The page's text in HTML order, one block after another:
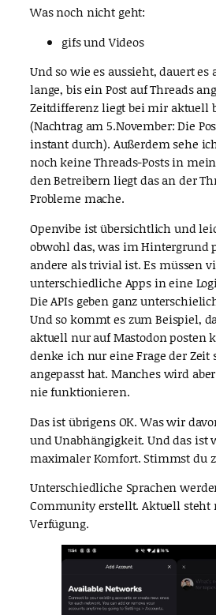
Was noch nicht geht:
gifs und Videos
Und so wie es aussieht, dauert
lange, bis ein Post auf Threads
Zeitdifferenz liegt bei mir aktuell
(Nachtrag am 5.November: Die
instant durch). Außerdem sehe
noch keine Threads-Posts in
den Betreibern liegt das an der
Probleme mache.
Openvibe ist übersichtlich und
obwohl das, was im Hintergrund
andere als trivial ist. Es müssen
unterschiedliche Apps in eine
Die APIs geben ganz
Und so kommt es zum Beispiel,
aktuell nur auf Mastodon posten
denke ich nur eine Frage der Zeit
angepasst hat. Manches wird
nie funktionieren.
Das ist übrigens OK. Was wir
und Unabhängigkeit. Und das ist
maximaler Komfort. Stimmst du
Unterschiedliche Sprachen
Community erstellt. Aktuell steht
Verfügung.